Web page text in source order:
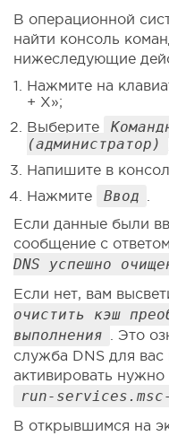
В операционной
найти консоль
нижеследующие
Нажмите на
+ X»;
Выберите
(администратор)
Напишите в
Нажмите
Ввод
Если данные были
сообщение с
DNS успешно
Если нет, вам
очистить кэш
выполнения
. Это
служба DNS для вас
активировать
run-services.msc-
В открывшимся на